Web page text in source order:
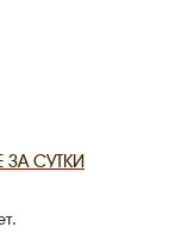
СУТКИ